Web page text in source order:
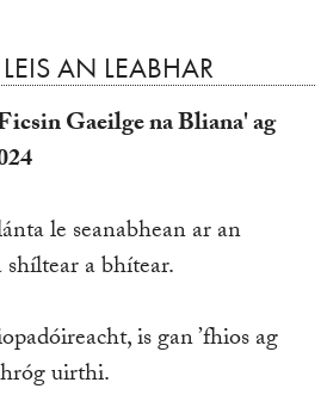
AN LEABHAR
Gaeilge na Bliana' ag
le seanabhean ar an
a bhítear.
is gan ’fhios ag
uirthi.